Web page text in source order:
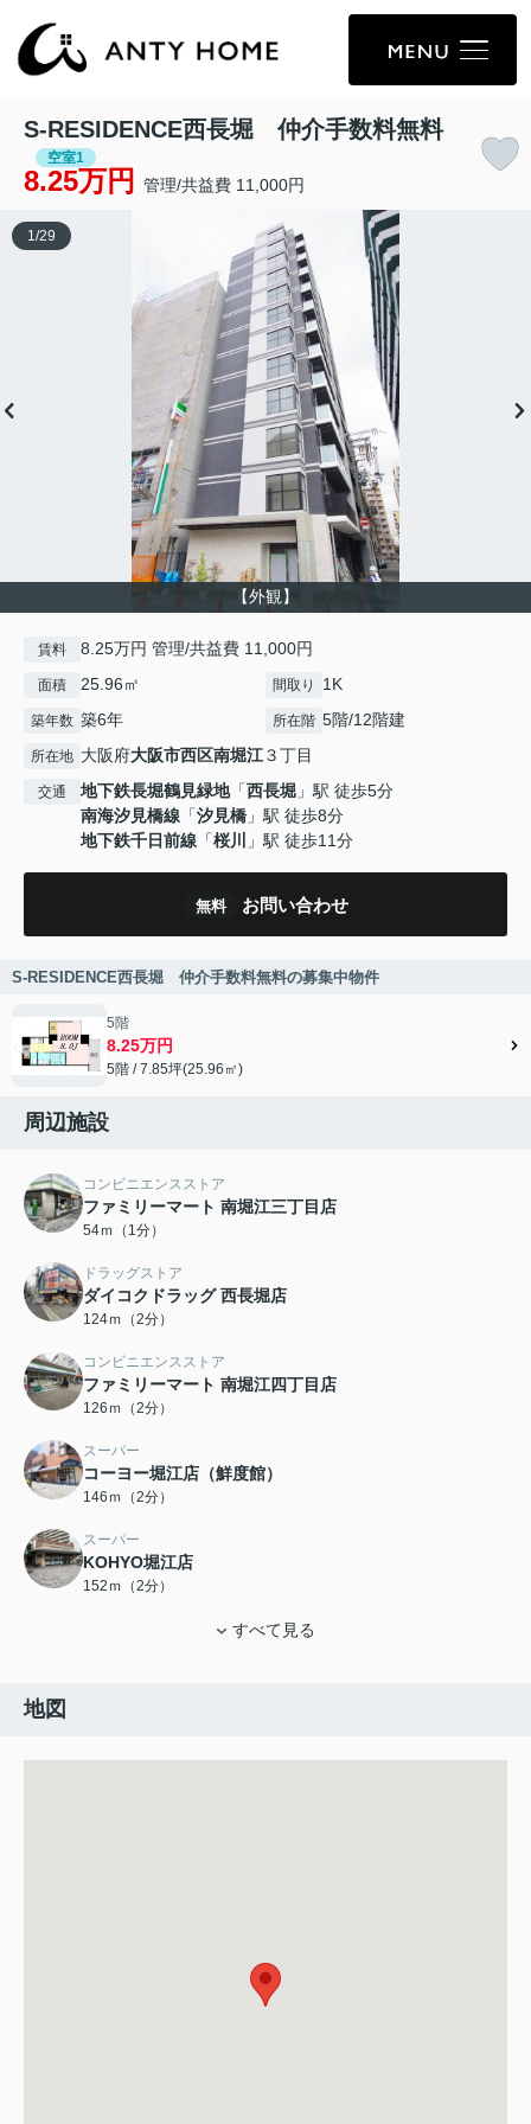
S-RESIDENCE西長堀 仲介手数料無料
空室1
8.25万円 管理/共益費 11,000円
【外観】
1 /29
賃料 8.25万円 管理/共益費 11,000円
面積 25.96㎡ 間取り 1K
築年数 築6年 所在階 5階/12階建
所在地 大阪府大阪市西区南堀江３丁目
交通 地下鉄長堀鶴見緑地「西長堀 」駅 徒歩5分
南海汐見橋線 「汐見橋 」駅 徒歩8分
地下鉄千日前線 「桜川 」駅 徒歩11分
無料 お問い合わせ
S-RESIDENCE西長堀 仲介手数料無料の募集中物件
5階
8.25万円
5階 / 7.85坪(25.96㎡)
周辺施設
コンビニエンスストア
ファミリーマート 南堀江三丁目店
54ｍ（1分）
ドラッグストア
ダイコクドラッグ 西長堀店
124ｍ（2分）
コンビニエンスストア
ファミリーマート 南堀江四丁目店
126ｍ（2分）
スーパー
コーヨー堀江店（鮮度館）
146ｍ（2分）
スーパー
KOHYO堀江店
152ｍ（2分）
すべて見る
地図